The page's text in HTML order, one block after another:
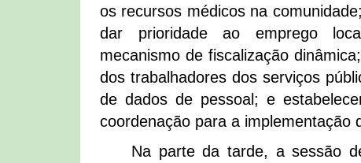
os recursos médicos na
dar prioridade ao emprego
mecanismo de fiscalização
dos trabalhadores dos serviços
de dados de pessoal; e
coordenação para a implementação
Na parte da tarde, a sessão